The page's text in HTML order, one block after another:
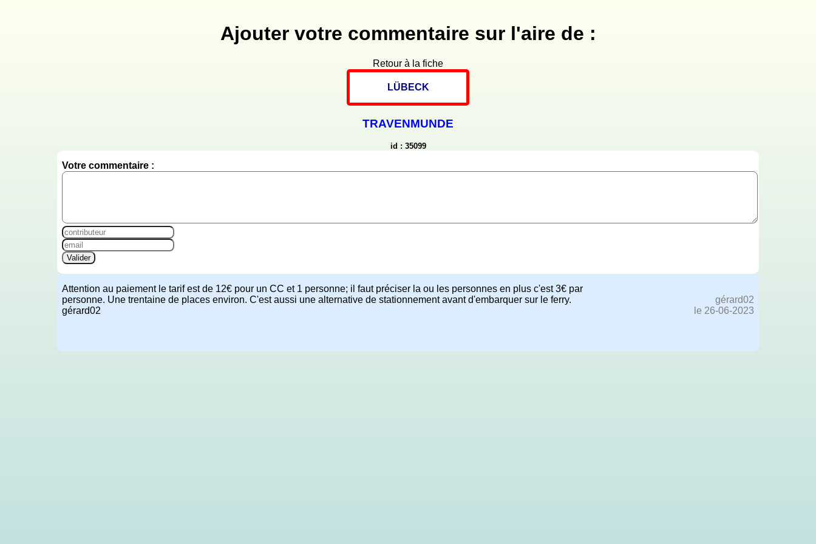
Ajouter votre commentaire sur l'aire de :
Retour à la fiche
LÜBECK
TRAVENMUNDE
id : 35099
Votre commentaire :
Valider
Attention au paiement le tarif est de 12€ pour un CC et 1 personne; il faut préciser la ou les personnes en plus c'est 3€ par
personne. Une trentaine de places environ. C'est aussi une alternative de stationnement avant d'embarquer sur le ferry.
gérard02
gérard02
le 26-06-2023